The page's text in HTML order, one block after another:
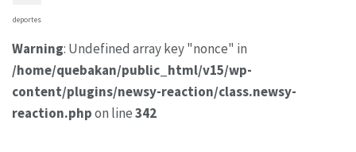
deportes
Warning: Undefined array key "nonce" in
/home/quebakan/public_html/v15/wp-
content/plugins/newsy-reaction/class.newsy-
reaction.phpon line342